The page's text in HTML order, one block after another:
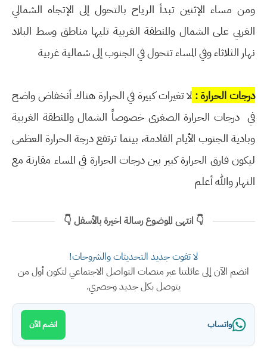
ومن مساء الإثنين تبدأ الرياح بالتحول إلى الإتجاه الشمالي
الغربي على الشمال والمنطقة الغربية تليها مناطق وسط البلاد
نهار الثلاثاء وفي المساء تتحول في الجنوب إلى شمالية غربية
درجات الحرارة : لا تغيرات كبيرة في الحرارة هناك أنخفاض واضح
في درجات الحرارة الصغرى خصوصاً الشمال والمنطقة الغربية
وبادية الجنوب الأيام القادمة، بينما ترتفع درجة الحرارة العظمى
ليكون فارق الحرارة كبير بين درجات الحرارة في المساء مقارنة مع
النهار والله أعلم
👇 انتهى الموضوع رسالة اخيرة بالأسفل 👇
لا تفوت جديد التحديثات والشروحات!
انضم الآن إلى عائلتنا عبر منصات التواصل الاجتماعي لتكون أول من
يتوصل بكل جديد وحصري.
واتساب انضم الآن